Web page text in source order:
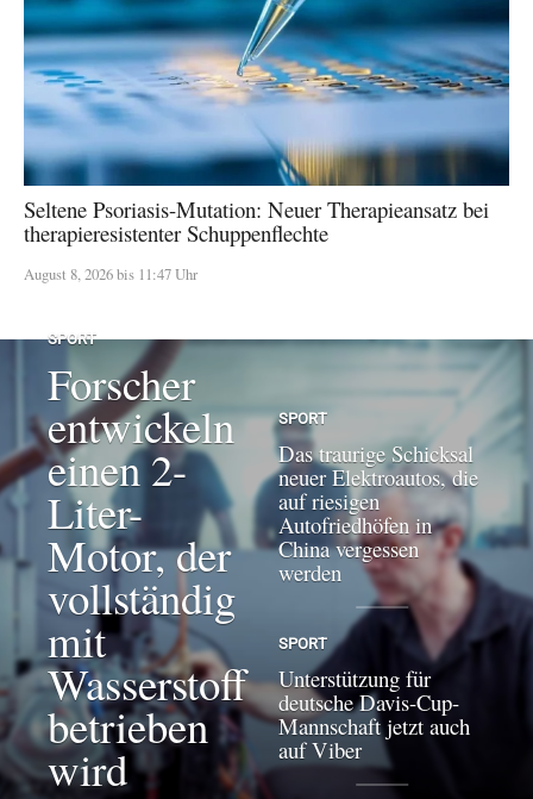
Seltene Psoriasis-Mutation: Neuer Therapieansatz bei
therapieresistenter Schuppenflechte
August 8, 2026 bis 11:47 Uhr
SPORT
Forscher
entwickeln
einen 2-
Liter-
Motor, der
vollständig
mit
Wasserstoff
betrieben
wird
SPORT
Das traurige Schicksal
neuer Elektroautos, die
auf riesigen
Autofriedhöfen in
China vergessen
werden
SPORT
Unterstützung für
deutsche Davis-Cup-
Mannschaft jetzt auch
auf Viber